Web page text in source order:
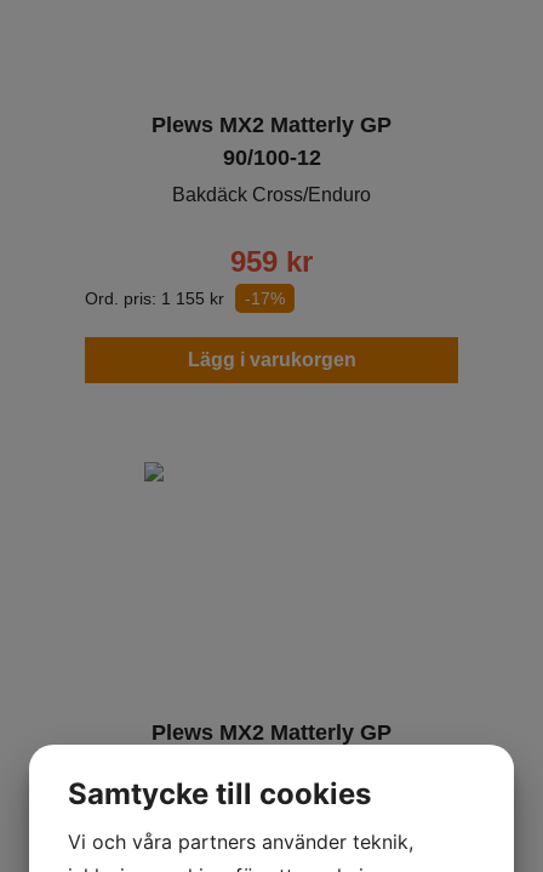
Plews MX2 Matterly GP
90/100-12
Bakdäck Cross/Enduro
959 kr
Ord. pris: 1 155 kr -17%
Lägg i varukorgen
Plews MX2 Matterly GP
Bakdäck Cross/Enduro
Samtycke till cookies
Vi och våra partners använder teknik,